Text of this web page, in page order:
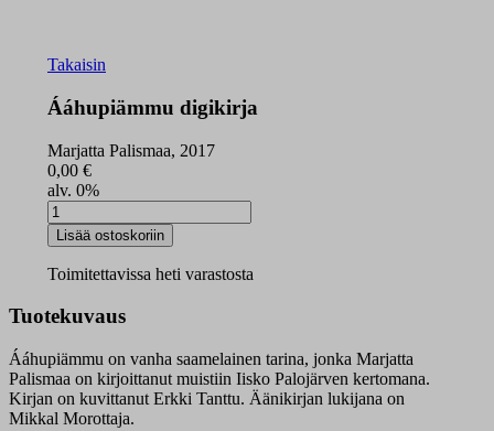
Takaisin
Ááhupiämmu digikirja
Marjatta Palismaa, 2017
0,00 €
alv. 0%
Ááhupiämmu
digikirja
määrä
Lisää ostoskoriin
Toimitettavissa heti varastosta
Tuotekuvaus
Ááhupiämmu on vanha saamelainen tarina, jonka Marjatta
Palismaa on kirjoittanut muistiin Iisko Palojärven kertomana.
Kirjan on kuvittanut Erkki Tanttu. Äänikirjan lukijana on
Mikkal Morottaja.